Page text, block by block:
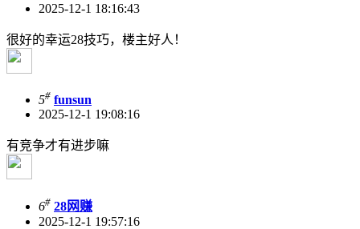
2025-12-1 18:16:43
很好的幸运28技巧，楼主好人！
5# funsun
2025-12-1 19:08:16
有竞争才有进步嘛
6# 28网赚
2025-12-1 19:57:16